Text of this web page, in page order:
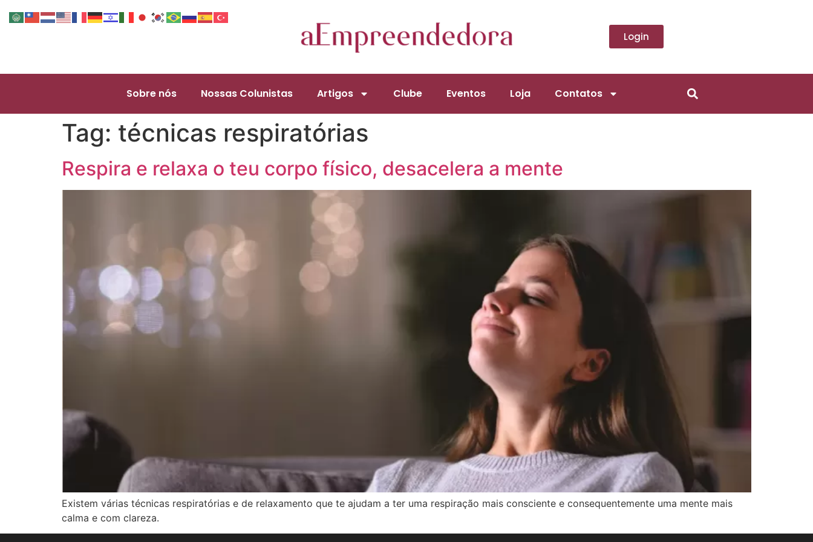
Login
Sobre nós Nossas Colunistas Artigos Clube Eventos Loja Contatos
Tag: técnicas respiratórias
Respira e relaxa o teu corpo físico, desacelera a mente
Existem várias técnicas respiratórias e de relaxamento que te ajudam a ter uma respiração mais consciente e consequentemente uma mente mais
calma e com clareza.